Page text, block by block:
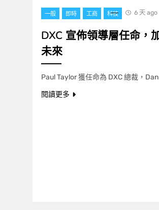
一般 即時 工商 科技 6 天 ago
DXC 宣佈領導層任命，
未來
Paul Taylor 獲任命為 DXC 總裁，
閱讀更多